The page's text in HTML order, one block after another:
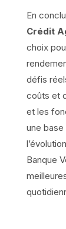
En
Crédit
choix
défis
coûts et
et les
une
Banque